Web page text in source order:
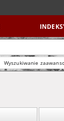
Wyszukiwanie